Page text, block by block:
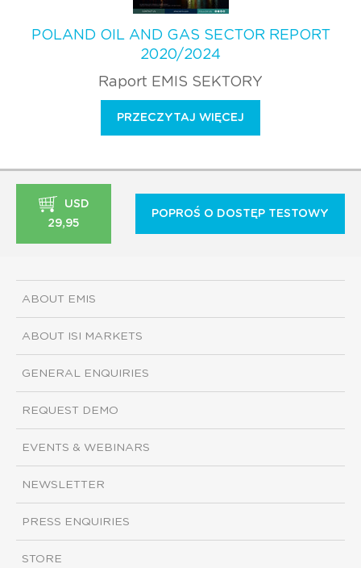
POLAND OIL AND GAS SECTOR REPORT
2020/2024
Raport EMIS SEKTORY
PRZECZYTAJ WIĘCEJ
USD
29,95
POPROŚ O DOSTĘP TESTOWY
ABOUT EMIS
ABOUT ISI MARKETS
GENERAL ENQUIRIES
REQUEST DEMO
EVENTS & WEBINARS
NEWSLETTER
PRESS ENQUIRIES
STORE